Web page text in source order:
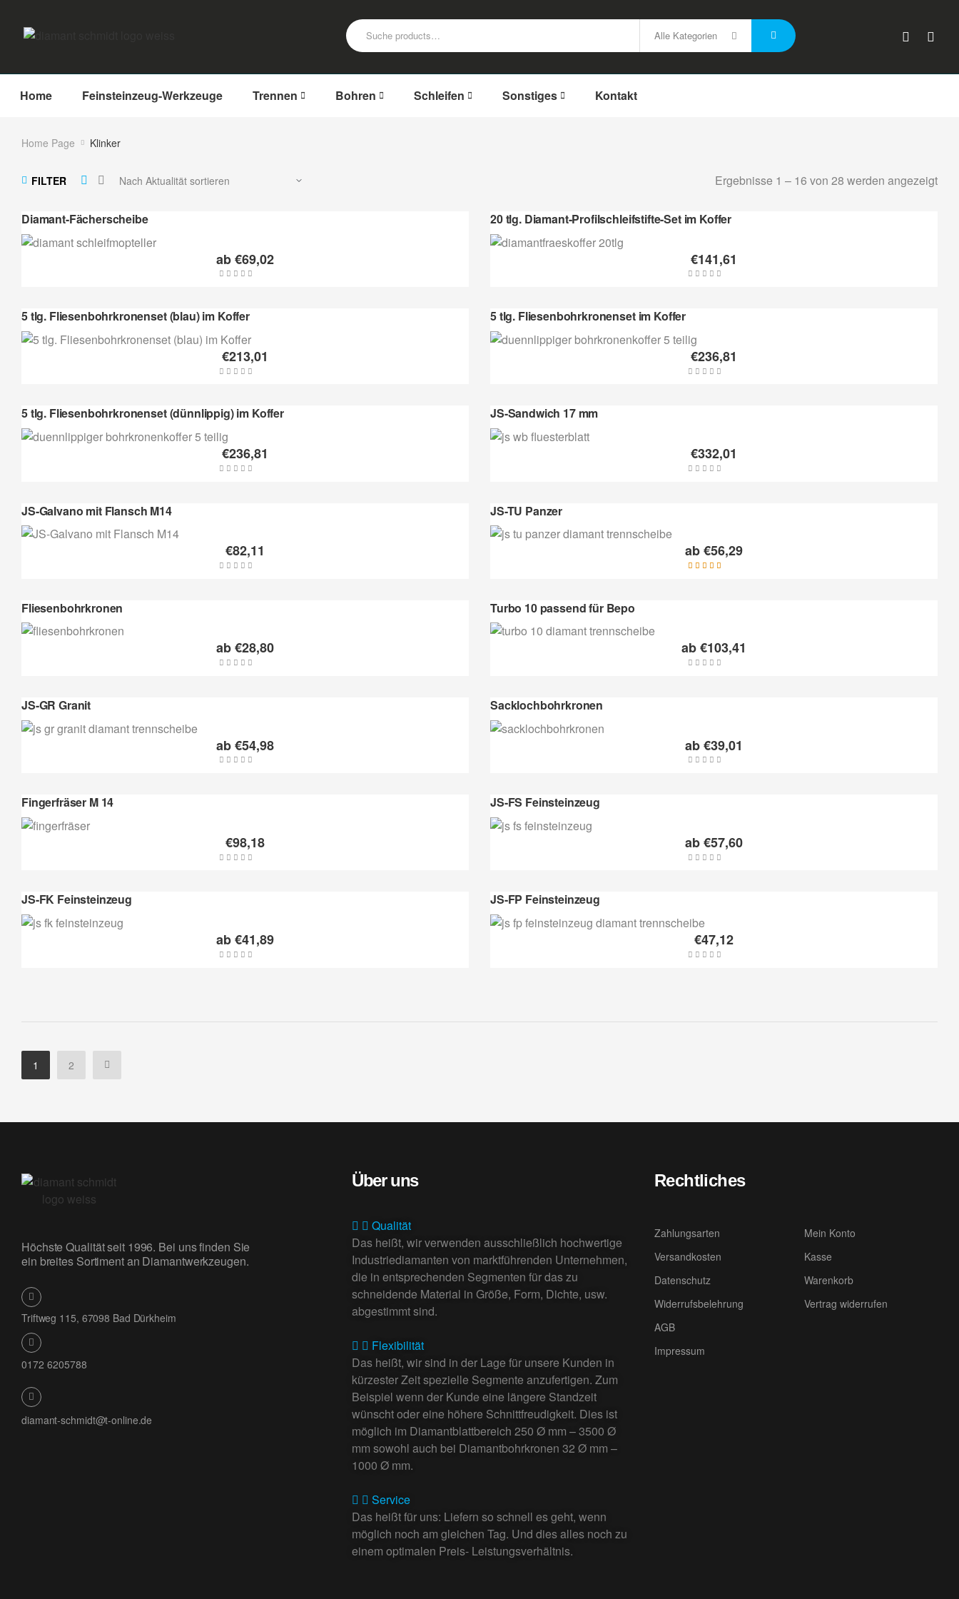
Alle Kategorien
Home Feinsteinzeug-Werkzeuge Trennen Bohren Schleifen Sonstiges Kontakt
Home Page Klinker
FILTER Ergebnisse 1 – 16 von 28 werden angezeigt
Diamant-Fächerscheibe
ab€69,02
20 tlg. Diamant-Profilschleifstifte-Set im Koffer
€141,61
5 tlg. Fliesenbohrkronenset (blau) im Koffer
€213,01
5 tlg. Fliesenbohrkronenset im Koffer
€236,81
5 tlg. Fliesenbohrkronenset (dünnlippig) im Koffer
€236,81
JS-Sandwich 17 mm
€332,01
JS-Galvano mit Flansch M14
€82,11
JS-TU Panzer
ab€56,29
Fliesenbohrkronen
ab€28,80
Turbo 10 passend für Bepo
ab€103,41
JS-GR Granit
ab€54,98
Sacklochbohrkronen
ab€39,01
Fingerfräser M 14
€98,18
JS-FS Feinsteinzeug
ab€57,60
JS-FK Feinsteinzeug
ab€41,89
JS-FP Feinsteinzeug
€47,12
1 2
Höchste Qualität seit 1996. Bei uns finden Sie
ein breites Sortiment an Diamantwerkzeugen.
Triftweg 115, 67098 Bad Dürkheim
0172 6205788
diamant-schmidt@t-online.de
Über uns
Qualität
Das heißt, wir verwenden ausschließlich hochwertige
Industriediamanten von marktführenden Unternehmen,
die in entsprechenden Segmenten für das zu
schneidende Material in Größe, Form, Dichte, usw.
abgestimmt sind.
Flexibilität
Das heißt, wir sind in der Lage für unsere Kunden in
kürzester Zeit spezielle Segmente anzufertigen. Zum
Beispiel wenn der Kunde eine längere Standzeit
wünscht oder eine höhere Schnittfreudigkeit. Dies ist
möglich im Diamantblattbereich 250 Ø mm – 3500 Ø
mm sowohl auch bei Diamantbohrkronen 32 Ø mm –
1000 Ø mm.
Service
Das heißt für uns: Liefern so schnell es geht, wenn
möglich noch am gleichen Tag. Und dies alles noch zu
einem optimalen Preis- Leistungsverhältnis.
Rechtliches
Zahlungsarten
Versandkosten
Datenschutz
Widerrufsbelehrung
AGB
Impressum
Mein Konto
Kasse
Warenkorb
Vertrag widerrufen